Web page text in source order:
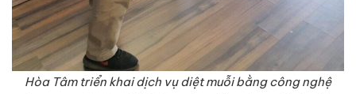
Hòa Tâm triển khai dịch vụ diệt muỗi bằng công nghệ